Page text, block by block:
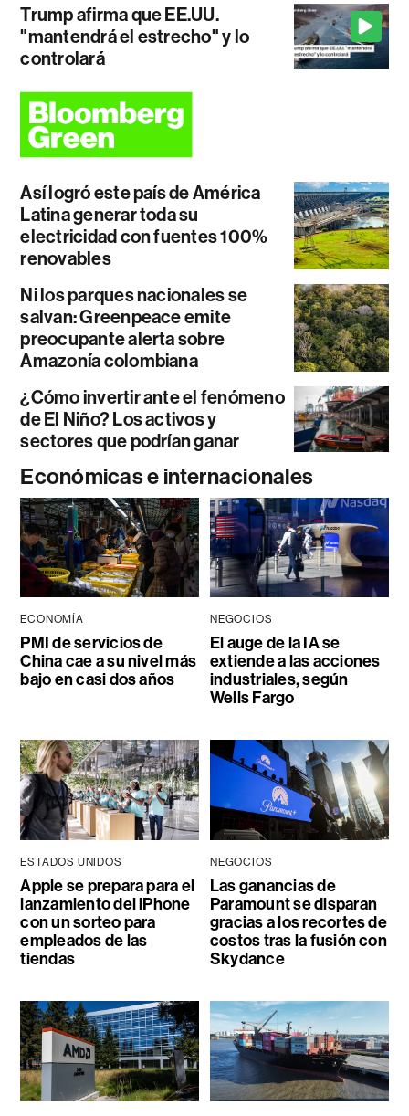
Trump afirma que EE.UU.
"mantendrá el estrecho" y lo
controlará
Así logró este país de América
Latina generar toda su
electricidad con fuentes 100%
renovables
Ni los parques nacionales se
salvan: Greenpeace emite
preocupante alerta sobre
Amazonía colombiana
¿Cómo invertir ante el fenómeno
de El Niño? Los activos y
sectores que podrían ganar
Económicas e internacionales
ECONOMÍA
PMI de servicios de
China cae a su nivel más
bajo en casi dos años
NEGOCIOS
El auge de la IA se
extiende a las acciones
industriales, según
Wells Fargo
ESTADOS UNIDOS
Apple se prepara para el
lanzamiento del iPhone
con un sorteo para
empleados de las
tiendas
NEGOCIOS
Las ganancias de
Paramount se disparan
gracias a los recortes de
costos tras la fusión con
Skydance